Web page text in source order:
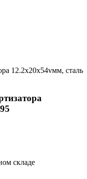
складе